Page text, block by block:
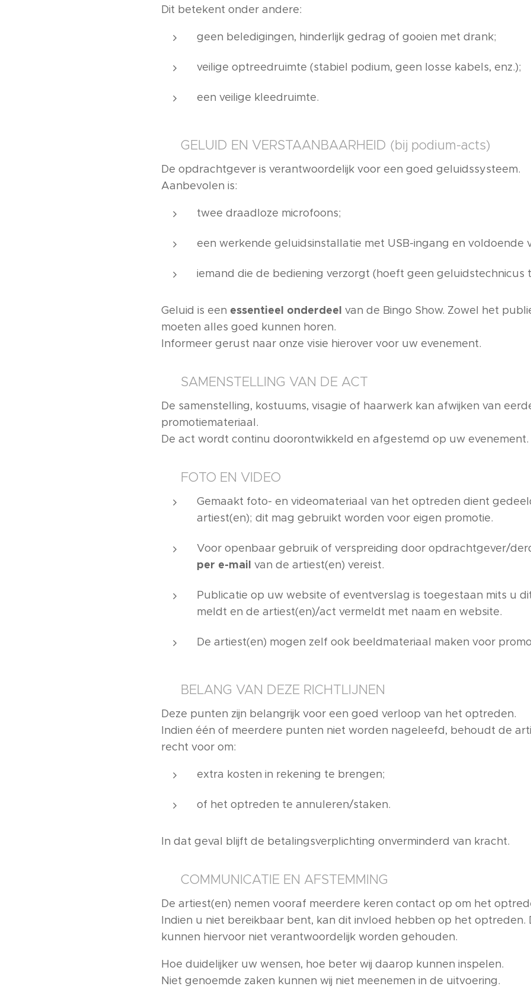
Dit betekent onder andere:
geen beledigingen, hinderlijk gedrag of gooien met drank;
veilige optreedruimte (stabiel podium, geen losse kabels, enz.);
een veilige kleedruimte.
🎤 GELUID EN VERSTAANBAARHEID (bij podium-acts)
De opdrachtgever is verantwoordelijk voor een goed geluidssysteem.
Aanbevolen is:
twee draadloze microfoons;
een werkende geluidsinstallatie met USB-ingang en voldoende
iemand die de bediening verzorgt (hoeft geen geluidstechnicus
Geluid is een essentieel onderdeel van de Bingo Show. Zowel het
moeten alles goed kunnen horen.
Informeer gerust naar onze visie hierover voor uw evenement.
👗 SAMENSTELLING VAN DE ACT
De samenstelling, kostuums, visagie of haarwerk kan afwijken van
promotiemateriaal.
De act wordt continu doorontwikkeld en afgestemd op uw evenement.
📸 FOTO EN VIDEO
Gemaakt foto- en videomateriaal van het optreden dient
artiest(en); dit mag gebruikt worden voor eigen promotie.
Voor openbaar gebruik of verspreiding door opdrachtgever/
per e-mail van de artiest(en) vereist.
Publicatie op uw website of eventverslag is toegestaan mits u
meldt en de artiest(en)/act vermeldt met naam en website.
De artiest(en) mogen zelf ook beeldmateriaal maken voor
📋 BELANG VAN DEZE RICHTLIJNEN
Deze punten zijn belangrijk voor een goed verloop van het optreden.
Indien één of meerdere punten niet worden nageleefd, behoudt de
recht voor om:
extra kosten in rekening te brengen;
of het optreden te annuleren/staken.
In dat geval blijft de betalingsverplichting onverminderd van kracht.
☎️ COMMUNICATIE EN AFSTEMMING
De artiest(en) nemen vooraf meerdere keren contact op om het
Indien u niet bereikbaar bent, kan dit invloed hebben op het optreden.
kunnen hiervoor niet verantwoordelijk worden gehouden.
Hoe duidelijker uw wensen, hoe beter wij daarop kunnen inspelen.
Niet genoemde zaken kunnen wij niet meenemen in de uitvoering.